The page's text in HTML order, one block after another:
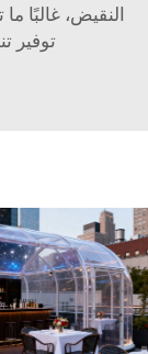
النقيض، غالبًا
توفير